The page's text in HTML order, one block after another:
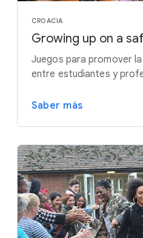
CROACIA
Growing up on a
Juegos para promover
entre estudiantes y
Saber más